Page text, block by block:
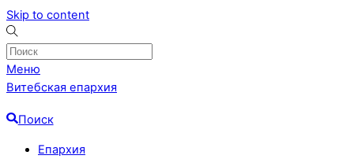
Skip to content
Меню
Витебская епархия
Поиск
Епархия